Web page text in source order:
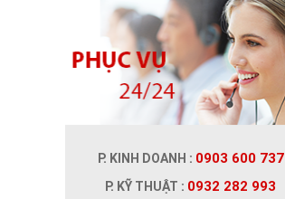
P. KINH DOANH : 0903 600 737
P. KỸ THUẬT : 0932 282 993